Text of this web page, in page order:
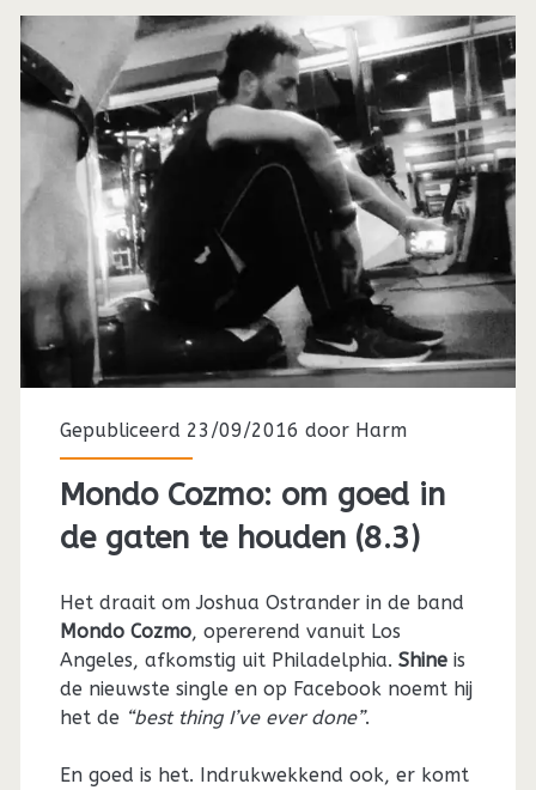
Gepubliceerd 23/09/2016 door Harm
Mondo Cozmo: om goed in
de gaten te houden (8.3)
Het draait om Joshua Ostrander in de band
Mondo Cozmo, opererend vanuit Los
Angeles, afkomstig uit Philadelphia. Shineis
de nieuwste single en op Facebook noemt hij
het de “best thing I’ve ever done”.
En goed is het. Indrukwekkend ook, er komt